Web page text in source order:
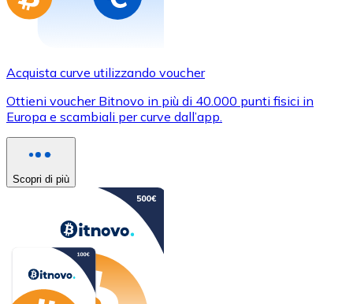
Acquista curve utilizzando voucher
Ottieni voucher Bitnovo in più di 40.000 punti fisici in
Europa e scambiali per curve dall’app.
Scopri di più